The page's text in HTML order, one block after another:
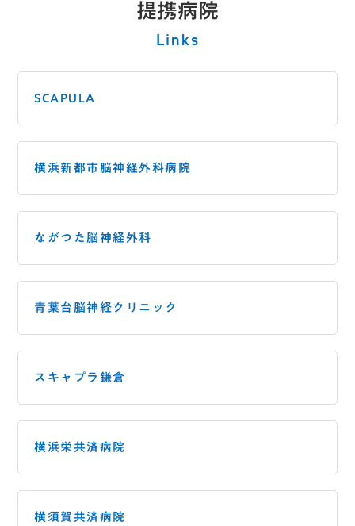
提携病院
Links
SCAPULA
横浜新都市脳神経外科病院
ながつた脳神経外科
青葉台脳神経クリニック
スキャプラ鎌倉
横浜栄共済病院
横須賀共済病院